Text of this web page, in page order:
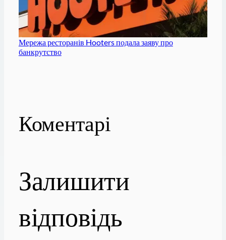
Мережа ресторанів Hooters подала заяву про
банкрутство
Коментарі
Залишити
відповідь